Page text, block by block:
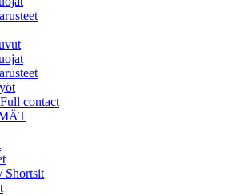
contact
Shortsit